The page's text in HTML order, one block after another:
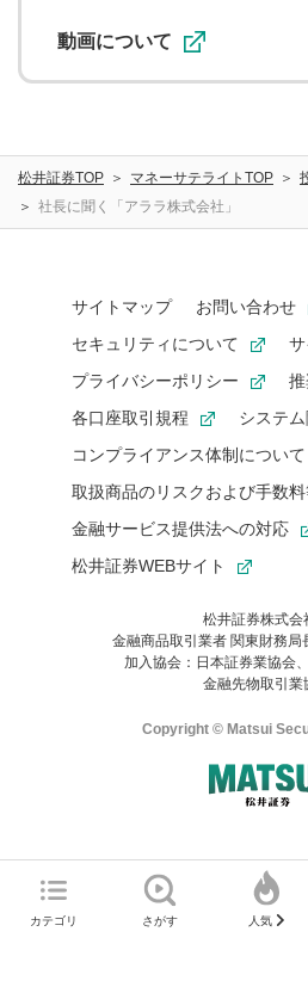
カテゴリ さがす 人気
ることがあります。
動画について
松井証券TOP マネーサテライトTOP
社長に聞く「アララ株式会社」
サイトマップ
お問い合わせ
セキュリティについて
プライバシーポリシー
各口座取引規程
システ
コンプライアンス体制について
取扱商品のリスクおよび手数
金融サービス提供法への対応
松井証券WEBサイト
松井証券株式
金融商品取引業者 関東財務
加入協会：日本証券業協会
金融先物取引業
Copyright © Matsui
マネーサテライトのWEBサイ
直前にご覧いただいていたWEBサイ
ご利用の環境(Internet Explorer)は、
め、
一部の機能が正常に動作し
お気に入り機能は松井証券の会員限
お気に入り登録いただくと、後からい
ンツを一覧でご確認いただけます。
ご利用いただくには口座開設が必要で
はご利用の端末で一度ログインしてく
ログイン